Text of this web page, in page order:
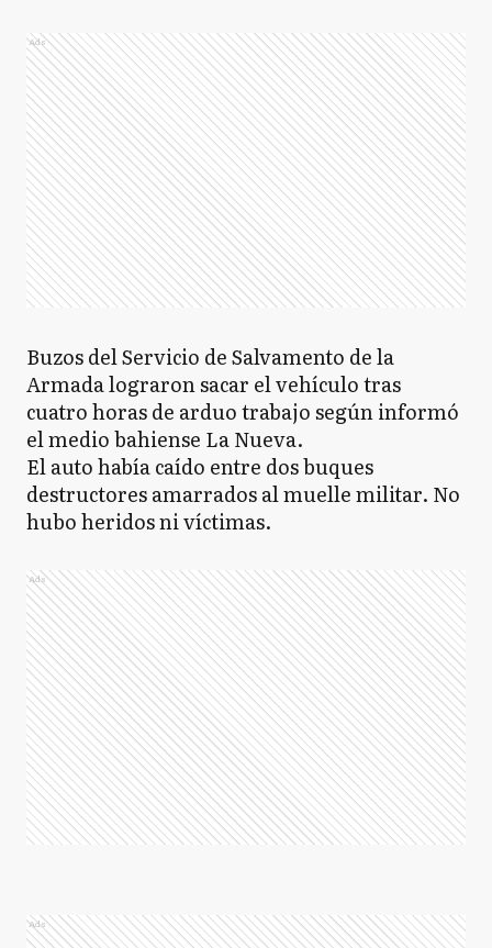
Ads
Buzos del Servicio de Salvamento de la
Armada lograron sacar el vehículo tras
cuatro horas de arduo trabajo según informó
el medio bahiense La Nueva.
El auto había caído entre dos buques
destructores amarrados al muelle militar. No
hubo heridos ni víctimas.
Ads
Ads